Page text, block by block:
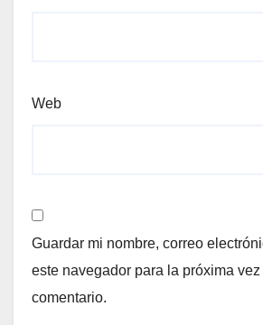
Web
Guardar mi nombre, correo
este navegador para la próxima
comentario.